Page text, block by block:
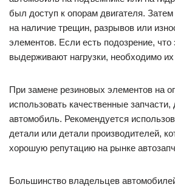
был доступ к опорам двигателя.
на наличие трещин, разрывов или
элементов. Если есть подозрение,
выдерживают нагрузки, необходимо
При замене резиновых элементов на
использовать качественные
автомобиль. Рекомендуется
детали или детали производителей,
хорошую репутацию на рынке
Большинство владельцев